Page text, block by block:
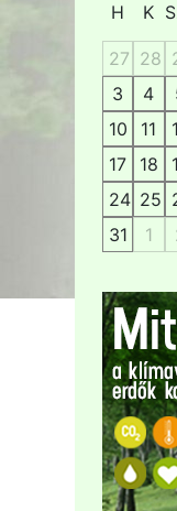
H
K
27 28
3
4
10
11
17
18
24 25
31
1